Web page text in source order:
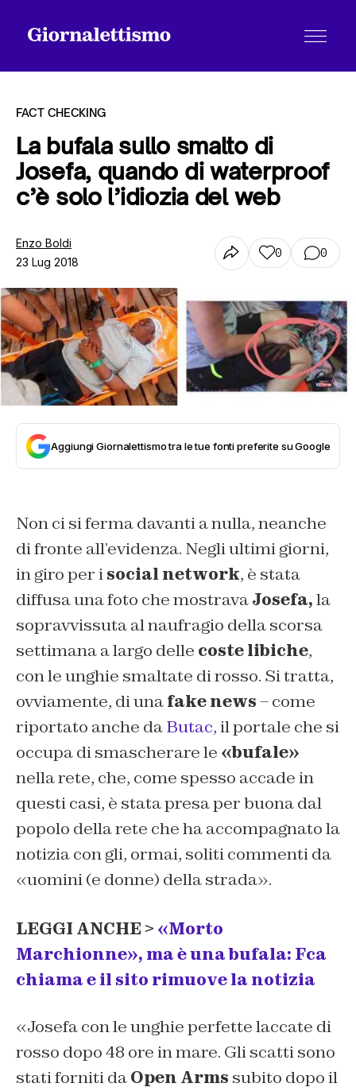
Tutti gli articoli
Chi siamo
Contatti
FACT CHECKING
La bufala sullo smalto di
Josefa, quando di waterproof
c’è solo l’idiozia del web
Enzo Boldi
23 Lug 2018
0 0
Aggiungi Giornalettismo tra le tue fonti preferite su Google
Non ci si ferma davanti a nulla, neanche
di fronte all’evidenza. Negli ultimi giorni,
in giro per isocial network, è stata
diffusa una foto che mostravaJosefa,la
sopravvissuta al naufragio della scorsa
settimana a largo delle coste libiche,
con le unghie smaltate di rosso. Si tratta,
ovviamente, di unafake news– come
riportato anche daButac,il portale che si
occupa di smascherare le «bufale»
nella rete, che, come spesso accade in
questi casi, è stata presa per buona dal
popolo della rete che ha accompagnato la
notizia con gli, ormai, soliti commenti da
«uomini (e donne) della strada».
LEGGI ANCHE > «Morto
Marchionne», ma è una bufala: Fca
chiama e il sito rimuove la notizia
«Josefa con le unghie perfette laccate di
rosso dopo 48 ore in mare. Gli scatti sono
stati forniti daOpen Arms subito dopo il